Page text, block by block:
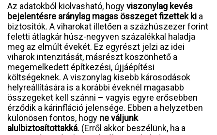
Az adatokból kiolvasható, hogyviszonylag kevés
bejelentésre aránylag magas összeget fizettek ki a
biztosítók. A viharokat illetően a százhúszezer forint
feletti átlagkár húsz-negyven százalékkal haladja
meg az elmúlt évekét. Ez egyrészt jelzi az idei
viharok intenzitását, másrészt köszönhető a
megemelkedett építkezési, újjáépítési
költségeknek. A viszonylag kisebb károsodások
helyreállítására is a korábbi éveknél magasabb
összegeket kell szánni – vagyis egyre erősebben
érződik a kárinfláció jelensége. Ebben a helyzetben
különösen fontos, hogy ne váljunk
alulbiztosítottakká. (Erről akkor beszélünk, ha a